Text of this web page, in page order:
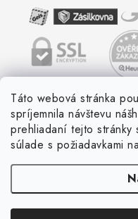
Táto webová stránka
spríjemnila návštevu
prehliadaní tejto
súlade s požiadavkami